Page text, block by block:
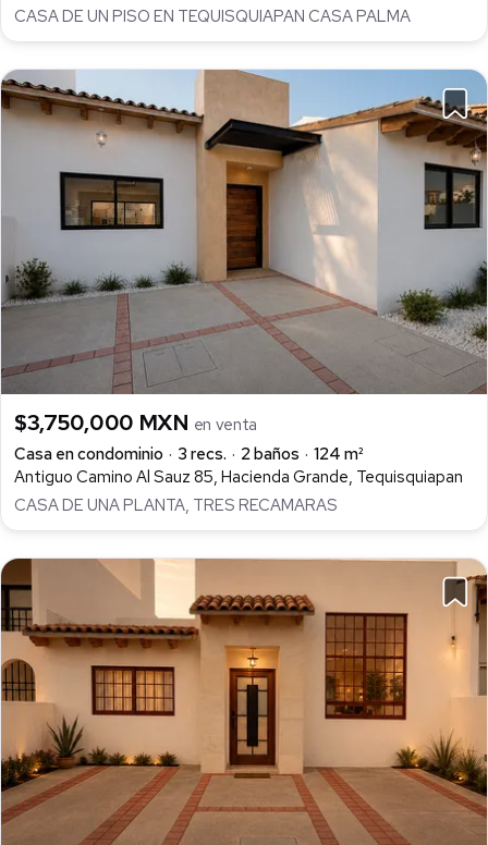
CASA DE UN PISO EN TEQUISQUIAPAN CASA PALMA
$3,750,000 MXN en venta
Casa en condominio
3 recs. 2 baños
124 m²
Antiguo Camino Al Sauz 85, Hacienda Grande, Tequisquiapan
CASA DE UNA PLANTA, TRES RECAMARAS